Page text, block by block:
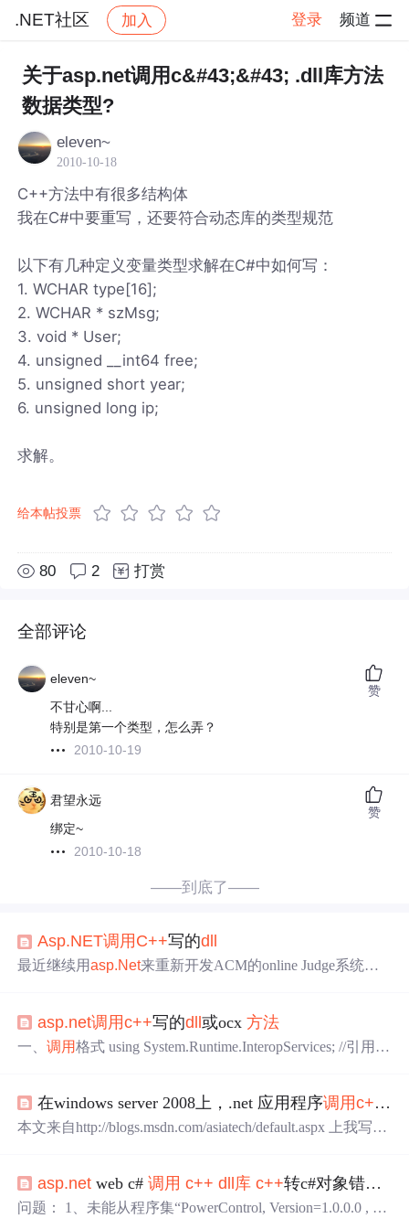
.NET社区 加入 登录 频道
社区 .NET社区
关于asp.net调用c&#43;&#43; .dll库方法
数据类型?
eleven~
2010-10-18
C++方法中有很多结构体
我在C#中要重写，还要符合动态库的类型规范
以下有几种定义变量类型求解在C#中如何写：
1. WCHAR type[16];
2. WCHAR * szMsg;
3. void * User;
4. unsigned __int64 free;
5. unsigned short year;
6. unsigned long ip;
求解。
给本帖投票
80 2 打赏
全部评论
eleven~
不甘心啊...
特别是第一个类型，怎么弄？
2010-10-19
赞
君望永远
绑定~
2010-10-18
赞
——到底了——
Asp.NET调用 C++写的dll
最近继续用asp.Net来重新开发ACM的online Judge系统，
发现使用[DllImport("Judge.dll ")]后提示 无法加载
e.dll ” 找不到指定的模块！我这时就把Judge.dll拷贝到Bin目
asp.net调用c++写的dll或ocx方法
一、调用格式 using System.Runtime.InteropServices; //引用此
llImport(“user32. dll”)] public static extern ReturnType Function
Name(t...
在windows server 2008上，.net 应用程序调用c++
本文来自http://blogs.msdn.com/asiatech/default.aspx 上我写的
ASP.NETweb application u
asp.net web c#调用 c++ dll库 c++转c#对象错误 海康SDK
问题： 1、未能从程序集“PowerControl, Version=1.0.0.0 , Cu